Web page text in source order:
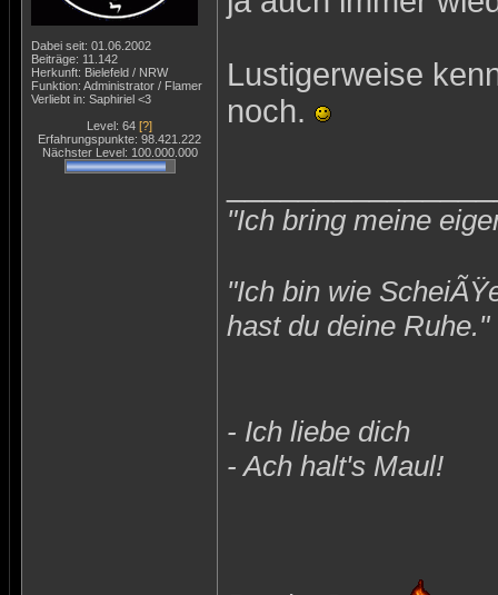
Dabei seit: 01.06.2002
Beiträge: 11.142
Herkunft: Bielefeld / NRW
Funktion: Administrator / Flamer
Verliebt in: Saphiriel <3
Level: 64 [?]
Erfahrungspunkte: 98.421.222
Nächster Level: 100.000.000
Lustigerweise
noch.
"Ich bring meine
"Ich bin wie
hast du deine
- Ich liebe dich
- Ach halt's Maul!